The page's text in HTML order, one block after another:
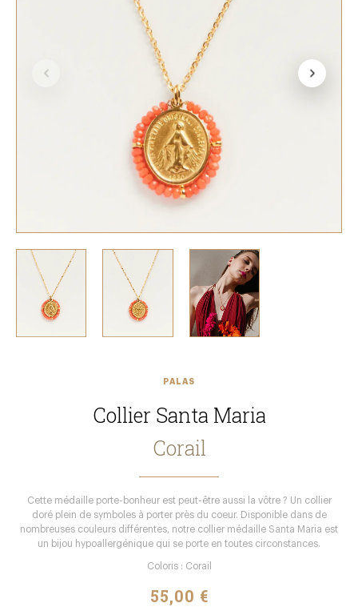
PALAS
Collier Santa Maria
Corail
Cette médaille porte-bonheur est peut-être aussi la vôtre ? Un collier
doré plein de symboles à porter près du coeur. Disponible dans de
nombreuses couleurs différentes, notre collier médaille Santa Maria est
un bijou hypoallergénique qui se porte en toutes circonstances.
Coloris : Corail
55,00 €